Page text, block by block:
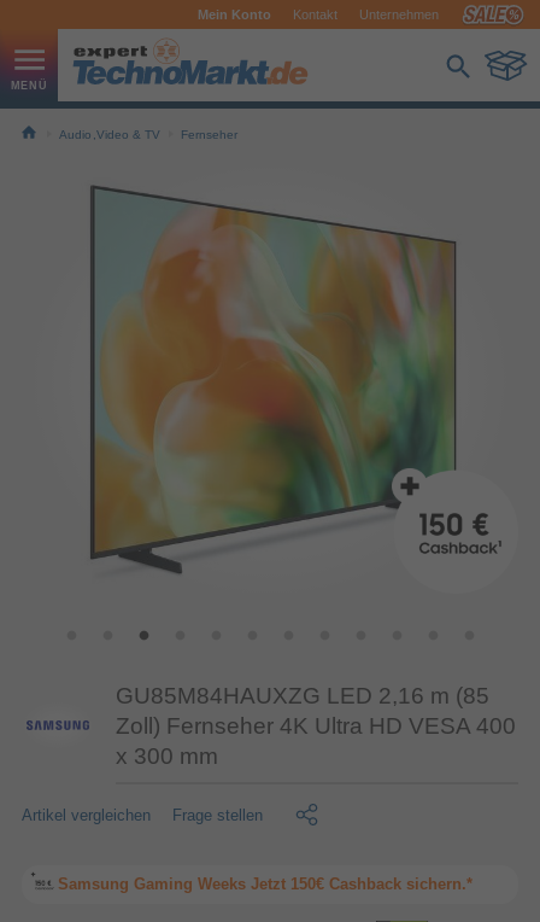
Mein Konto Kontakt Unternehmen
Audio,Video & TV Fernseher
GU85M84HAUXZG LED 2,16 m (85
Zoll) Fernseher 4K Ultra HD VESA 400
x 300 mm
Artikel vergleichen Frage stellen
Samsung Gaming Weeks Jetzt 150€ Cashback sichern.*